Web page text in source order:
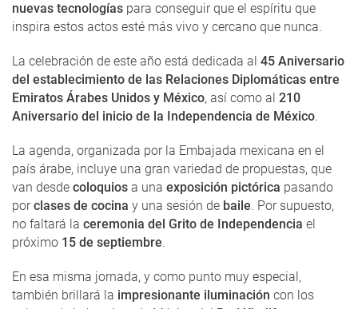
nuevas tecnologías para conseguir que el espíritu que
inspira estos actos esté más vivo y cercano que nunca.
La celebración de este año está dedicada al 45 Aniversario
del establecimiento de las Relaciones Diplomáticas entre
Emiratos Árabes Unidos y México, así como al 210
Aniversario del inicio de la Independencia de México.
La agenda, organizada por la Embajada mexicana en el
país árabe, incluye una gran variedad de propuestas, que
van desde coloquios a una exposición pictórica pasando
porclases de cocina y una sesión de baile. Por supuesto,
no faltará la ceremonia del Grito de Independencia el
próximo 15 de septiembre.
En esa misma jornada, y como punto muy especial,
también brillará la impresionante iluminación con los